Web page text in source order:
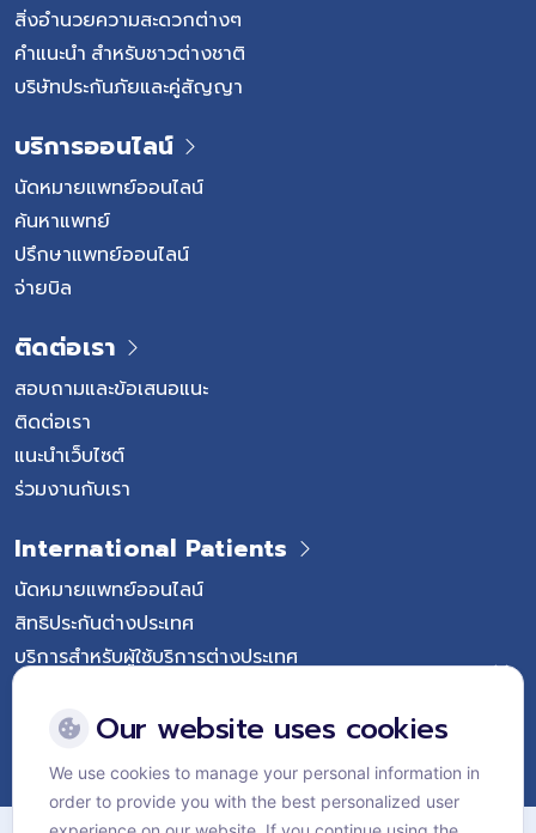
สิ่งอำนวยความสะดวกต่างๆ
คำแนะนำ สำหรับชาวต่างชาติ
บริษัทประกันภัยและคู่สัญญา
บริการออนไลน์
นัดหมายแพทย์ออนไลน์
ค้นหาแพทย์
ปรึกษาแพทย์ออนไลน์
จ่ายบิล
ติดต่อเรา
สอบถามและข้อเสนอแนะ
ติดต่อเรา
แนะนำเว็บไซต์
ร่วมงานกับเรา
International Patients
นัดหมายแพทย์ออนไลน์
สิทธิประกันต่างประเทศ
บริการสำหรับผู้ใช้บริการต่างประเทศ
Follow Vejthani International Hospital
แผนผังเว็บไซต์
Our website uses cookies
We use cookies to manage your personal information in
order to provide you with the best personalized user